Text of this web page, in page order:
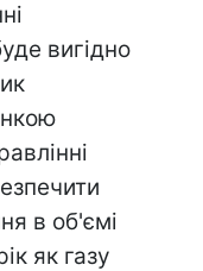
вигідно
в об'ємі
як газу